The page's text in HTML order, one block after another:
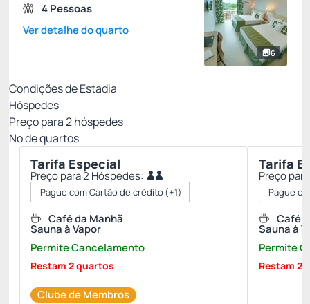
6
4 Pessoas
Ver detalhe do quarto
Condições de Estadia
Hóspedes
Preço para2hóspedes
Nº de quartos
Tarifa Especial
Preço para 2 Hóspedes:
Pague com Cartão de crédito(+1)
Café da Manhã
Sauna à Vapor
Permite Cancelamento
Restam 2 quartos
Clube de Membros
Tarifa
Preço
Pague
Café
Sauna à
Permite
Restam 2